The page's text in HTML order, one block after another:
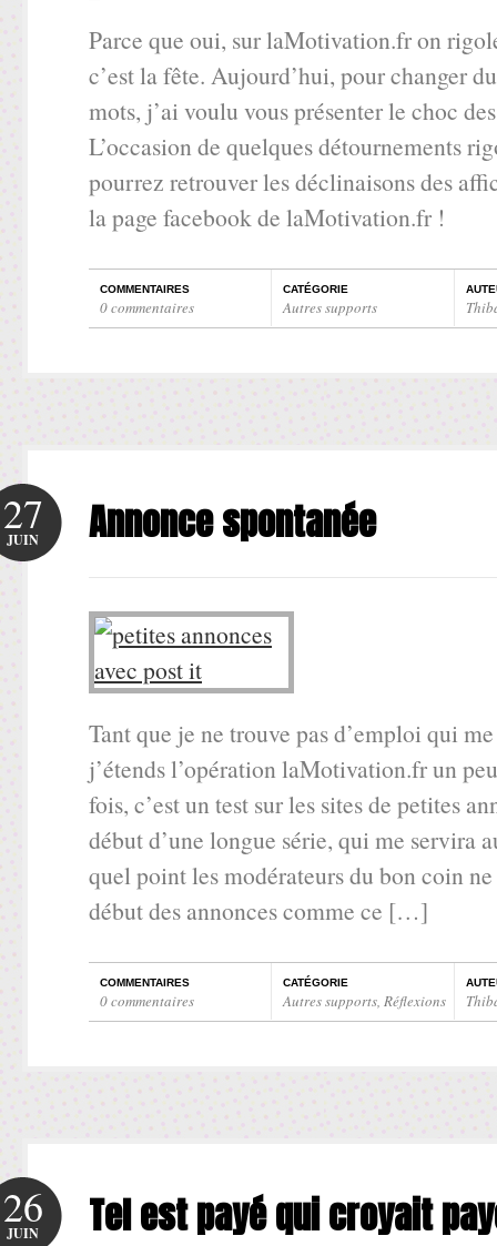
Parce que oui, sur laMotivation.fr on
c’est la fête. Aujourd’hui, pour changer
mots, j’ai voulu vous présenter le choc
L’occasion de quelques détournements
pourrez retrouver les déclinaisons des
la page facebook de laMotivation.fr !
COMMENTAIRES
0 commentaires
CATÉGORIE
Autres supports
Annonce spontanée
27
JUIN
Tant que je ne trouve pas d’emploi qui
j’étends l’opération laMotivation.fr un
fois, c’est un test sur les sites de petites
début d’une longue série, qui me servira
quel point les modérateurs du bon coin
début des annonces comme ce […]
COMMENTAIRES
0 commentaires
CATÉGORIE
Autres supports, Réflexions
Tel est payé qui croyait
26
JUIN